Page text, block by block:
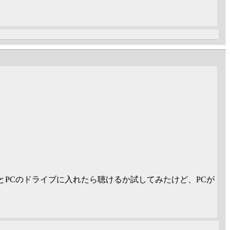
のドライブに入れたら聴けるか試してみたけど、PCが